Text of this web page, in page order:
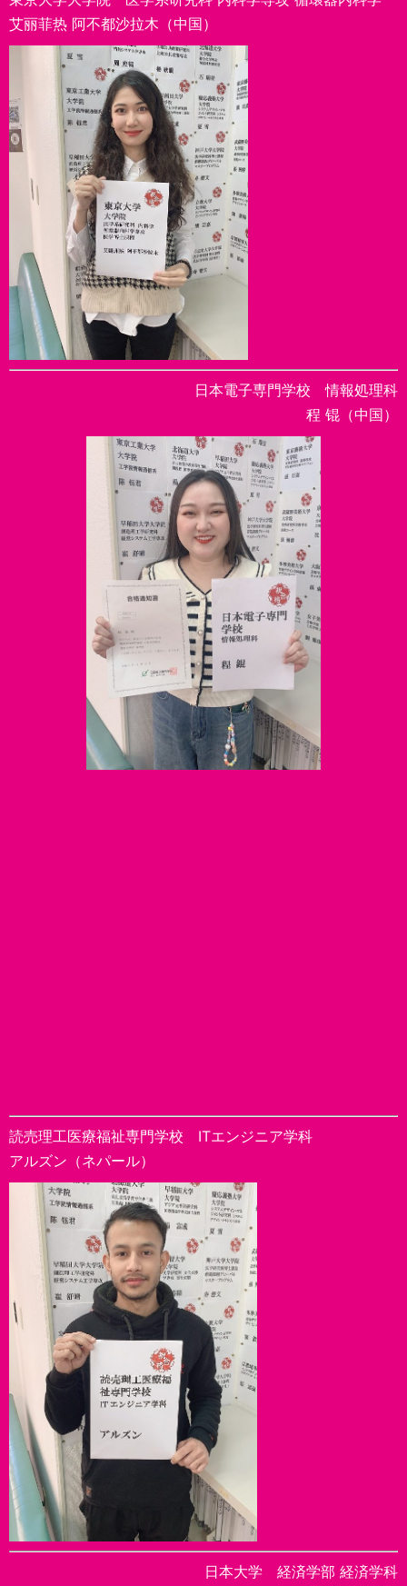
艾丽菲热 阿不都沙拉木（中国）
日本電子専門学校 情報処理科
程 锟（中国）
読売理工医療福祉専門学校 ITエンジニア学科
アルズン（ネパール）
日本大学 経済学部 経済学科